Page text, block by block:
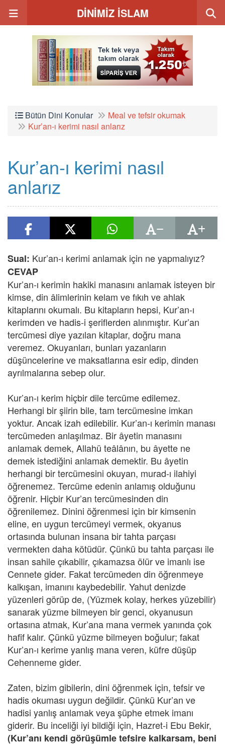
DİNİMİZ İSLAM
Bütün Dini Konular
Meal ve tefsir okumak
Kur’an-ı kerimi nasıl anlarız
Kur’an-ı kerimi nasıl
anlarız
Sual: Kur’an-ı kerimi anlamak için ne yapmalıyız?
CEVAP
Kur’an-ı kerimin hakiki manasını anlamak isteyen bir
kimse, din âlimlerinin kelam ve fıkıh ve ahlak
kitaplarını okumalı. Bu kitapların hepsi, Kur’an-ı
kerimden ve hadis-i şeriflerden alınmıştır. Kur’an
tercümesi diye yazılan kitaplar, doğru mana
veremez. Okuyanları, bunları yazanların
düşüncelerine ve maksatlarına esir edip, dinden
ayrılmalarına sebep olur.
Kur’an-ı kerim hiçbir dile tercüme edilemez.
Herhangi bir şiirin bile, tam tercümesine imkan
yoktur. Ancak izah edilebilir. Kur’an-ı kerimin manası
tercümeden anlaşılmaz. Bir âyetin manasını
anlamak demek, Allahü teâlânın, bu âyette ne
demek istediğini anlamak demektir. Bu âyetin
herhangi bir tercümesini okuyan, murad-ı ilahiyi
öğrenemez. Tercüme edenin anlamış olduğunu
öğrenir. Hiçbir Kur’an tercümesinden din
öğrenilemez. Dinini öğrenmesi için bir kimsenin
eline, en uygun tercümeyi vermek, okyanus
ortasında bulunan insana bir tahta parçası
vermekten daha kötüdür. Çünkü bu tahta parçası ile
insan sahile çıkabilir, çıkamazsa ölür ve imanlı ise
Cennete gider. Fakat tercümeden din öğrenmeye
kalkışan, imanını kaybedebilir. Yahut denizde
yüzenleri görüp de, (Yüzmek kolay, herkes yüzebilir)
sanarak yüzme bilmeyen bir genci, okyanusun
ortasına atmak, Kur’ana mana vermek yanında çok
hafif kalır. Çünkü yüzme bilmeyen boğulur; fakat
Kur’an-ı kerime yanlış mana veren, küfre düşüp
Cehenneme gider.
Zaten, bizim gibilerin, dini öğrenmek için, tefsir ve
hadis okuması uygun değildir. Çünkü Kur’an ve
hadisi yanlış anlamak veya şüphe etmek imanı
giderir. Bu inceliği iyi bildiği için, Hazret-i Ebu Bekir,
(Kur’anı kendi görüşümle tefsire kalkarsam, beni